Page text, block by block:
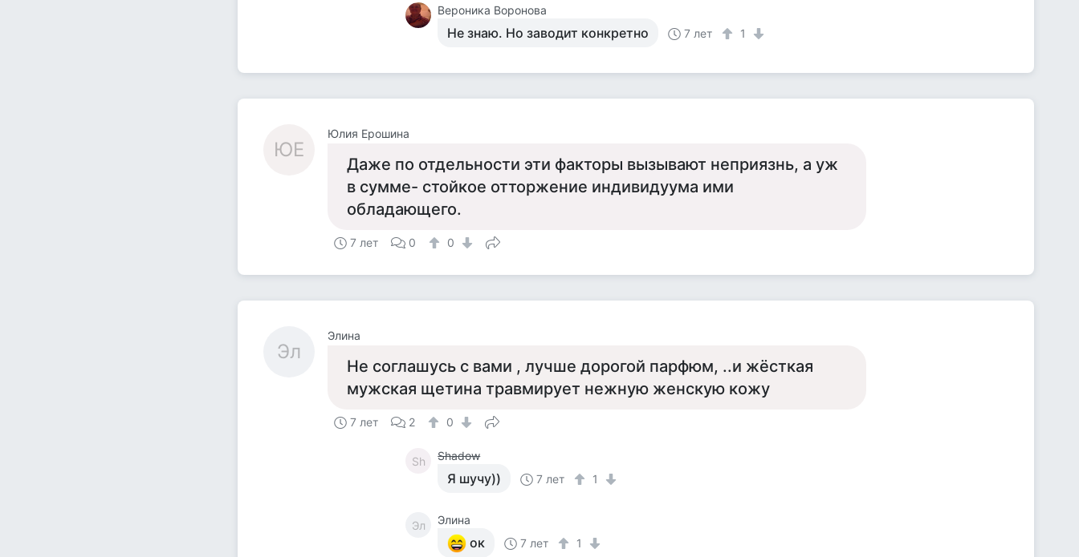
Вероника Воронова
Не знаю. Но заводит конкретно 7 лет 1
ЮЕ
Юлия Ерошина
Даже по отдельности эти факторы вызывают неприязнь, а уж
в сумме- стойкое отторжение индивидуума ими
обладающего.
7 лет 0 0
Эл
Элина
Не соглашусь с вами , лучше дорогой парфюм, ..и жёсткая
мужская щетина травмирует нежную женскую кожу
7 лет 2 0
Sh Shadow
Я шучу)) 7 лет 1
Эл Элина
ок 7 лет 1